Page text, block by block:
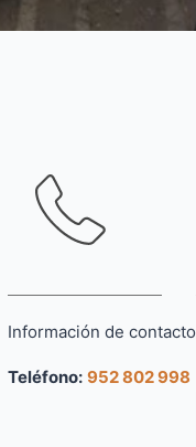
Información de contacto
Teléfono: 952 802 998